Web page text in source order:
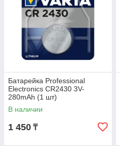
Батарейка Professional
Electronics CR2430 3V-
280mAh (1 шт)
В наличии
1 450 ₸